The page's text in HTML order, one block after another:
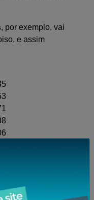
por exemplo, vai
e assim